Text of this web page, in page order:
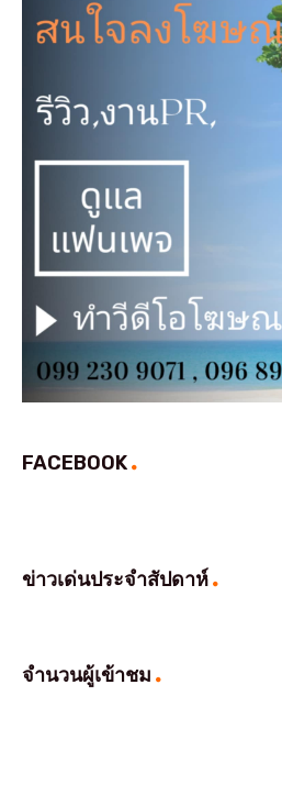
FACEBOOK
ข่าวเด่นประจำสัปดาห์
จำนวนผู้เข้าชม